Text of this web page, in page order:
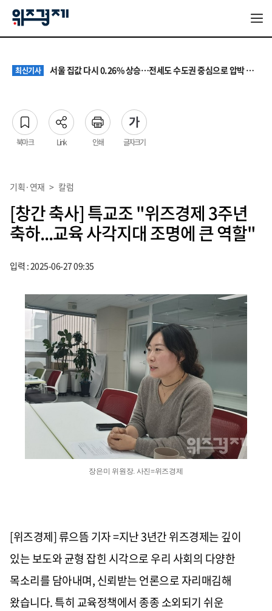
최신기사 서울 집값 다시 0.26% 상승…전세도 수도권 중심으로 압박 커져
최신기사 원·하청 교섭 갈등에 안전 지원 위축까지… 노란봉투법 불확실성 해법은
최신기사 청소년 혐오 표현, '처벌과 낙인'에서 '교양과 상식'으로
북마크 Link 인쇄 글자크기
기획·연재 > 칼럼
[창간 축사] 특교조 "위즈경제 3주년
축하...교육 사각지대 조명에 큰 역할"
입력 : 2025-06-27 09:35
장은미 위원장. 사진=위즈경제
[위즈경제] 류으뜸 기자 =지난 3년간 위즈경제는 깊이
있는 보도와 균형 잡힌 시각으로 우리 사회의 다양한
목소리를 담아내며, 신뢰받는 언론으로 자리매김해
왔습니다. 특히 교육정책에서 종종 소외되기 쉬운